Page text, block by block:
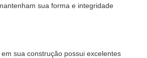
sua forma e integridade
sua construção possui excelentes